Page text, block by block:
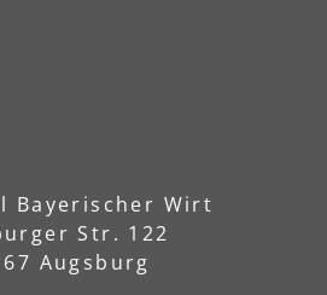
Bayerischer Wirt
Str. 122
Augsburg